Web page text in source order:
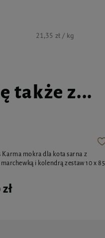
21,35 zł / kg
także z...
Karma mokra dla kota sarna z
i kolendrą zestaw 10 x 85